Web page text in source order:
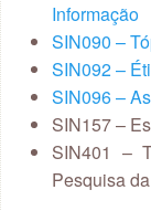
Informação
SIN090 –
SIN092 –
SIN096 –
SIN157 –
SIN401 –
Pesquisa